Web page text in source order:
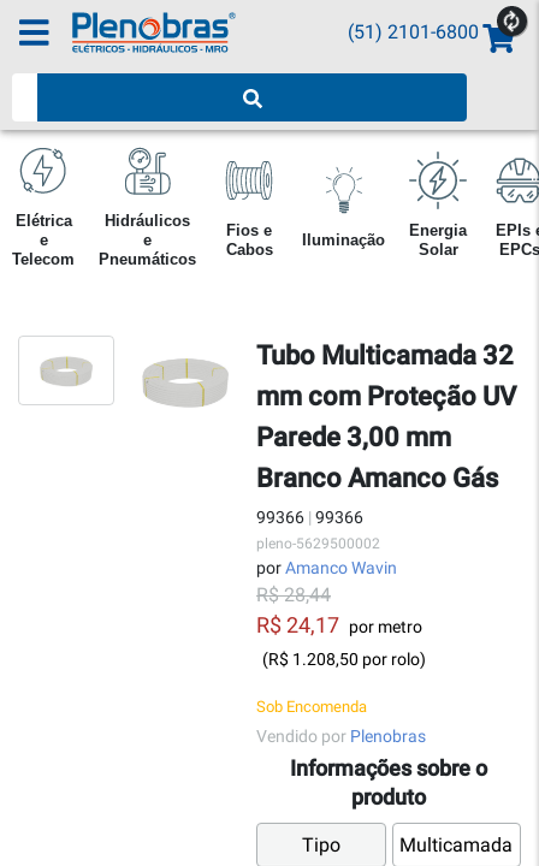
(51) 2101-6800
Elétrica
e
Telecom
Hidráulicos
e
Pneumáticos
Fios e
Cabos
Iluminação
Energia
Solar
EPIs
EPCs
Tubo Multicamada 32
mm com Proteção UV
Parede 3,00 mm
Branco Amanco Gás
99366 | 99366
pleno-5629500002
porAmanco Wavin
R$ 28,44
R$ 24,17 por metro
(R$ 1.208,50 por rolo)
Sob Encomenda
Vendido por Plenobras
Informações sobre o
produto
Tipo Multicamada